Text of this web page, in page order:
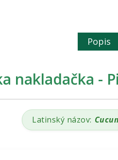
Popis
nakladačka -
Latinský názov: